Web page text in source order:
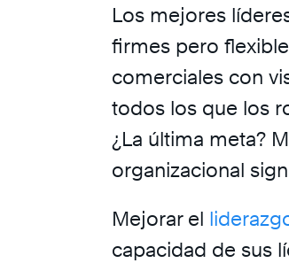
Los mejores
firmes pero
comerciales con
todos los que los
¿La última meta?
organizacional
Mejorar el
capacidad de sus